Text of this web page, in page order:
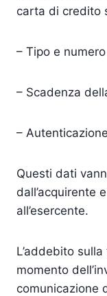
carta di credito
– Tipo e
– Scadenza
–
Questi dati
dall’acquirente
all’esercente.
L’addebito
momento
comunicazione